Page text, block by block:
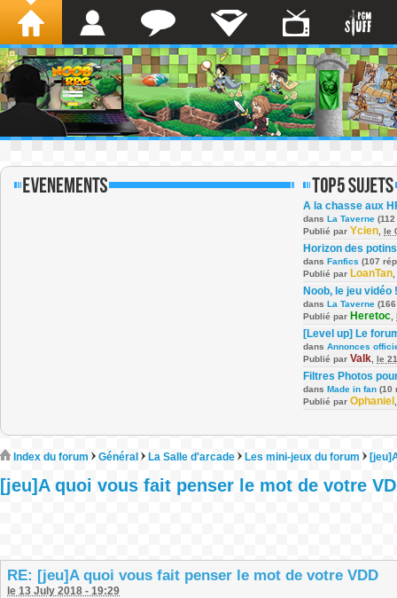
A la chasse aux
dans La Taverne
Publié par Ycien le
Horizon des potins
dans Fanfics (107
Publié par LoanTan
Noob, le jeu vidéo !
dans La Taverne
Publié par Heretoc
[Level up] Le
dans Annonces
Publié par Valk le
Filtres Photos
dans Made in fan (10
Publié par Ophaniel
Index du forum Général La Salle d'arcade Les mini-jeux du forum
[jeu]A quoi vous fait penser le mot de votre
RE: [jeu]A quoi vous fait penser le mot de votre VDD
le 13 July 2018 - 19:29